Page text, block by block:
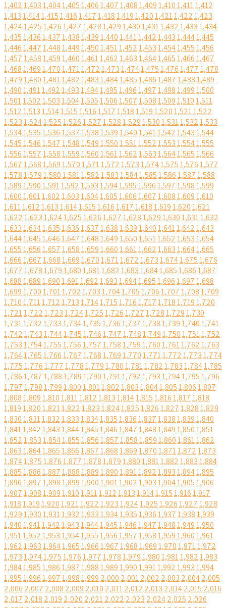
1,4021,4031,4041,4051,4061,4071,4081,4091,4101,4111,412
1,4131,4141,4151,4161,4171,4181,4191,4201,4211,4221,423
1,4241,4251,4261,4271,4281,4291,4301,4311,4321,4331,434
1,4351,4361,4371,4381,4391,4401,4411,4421,4431,4441,445
1,4461,4471,4481,4491,4501,4511,4521,4531,4541,4551,456
1,4571,4581,4591,4601,4611,4621,4631,4641,4651,4661,467
1,4681,4691,4701,4711,4721,4731,4741,4751,4761,4771,478
1,4791,4801,4811,4821,4831,4841,4851,4861,4871,4881,489
1,4901,4911,4921,4931,4941,4951,4961,4971,4981,4991,500
1,5011,5021,5031,5041,5051,5061,5071,5081,5091,5101,511
1,5121,5131,5141,5151,5161,5171,5181,5191,5201,5211,522
1,5231,5241,5251,5261,5271,5281,5291,5301,5311,5321,533
1,5341,5351,5361,5371,5381,5391,5401,5411,5421,5431,544
1,5451,5461,5471,5481,5491,5501,5511,5521,5531,5541,555
1,5561,5571,5581,5591,5601,5611,5621,5631,5641,5651,566
1,5671,5681,5691,5701,5711,5721,5731,5741,5751,5761,577
1,5781,5791,5801,5811,5821,5831,5841,5851,5861,5871,588
1,5891,5901,5911,5921,5931,5941,5951,5961,5971,5981,599
1,6001,6011,6021,6031,6041,6051,6061,6071,6081,6091,610
1,6111,6121,6131,6141,6151,6161,6171,6181,6191,6201,621
1,6221,6231,6241,6251,6261,6271,6281,6291,6301,6311,632
1,6331,6341,6351,6361,6371,6381,6391,6401,6411,6421,643
1,6441,6451,6461,6471,6481,6491,6501,6511,6521,6531,654
1,6551,6561,6571,6581,6591,6601,6611,6621,6631,6641,665
1,6661,6671,6681,6691,6701,6711,6721,6731,6741,6751,676
1,6771,6781,6791,6801,6811,6821,6831,6841,6851,6861,687
1,6881,6891,6901,6911,6921,6931,6941,6951,6961,6971,698
1,6991,7001,7011,7021,7031,7041,7051,7061,7071,7081,709
1,7101,7111,7121,7131,7141,7151,7161,7171,7181,7191,720
1,7211,7221,7231,7241,7251,7261,7271,7281,7291,730
1,7311,7321,7331,7341,7351,7361,7371,7381,7391,7401,741
1,7421,7431,7441,7451,7461,7471,7481,7491,7501,7511,752
1,7531,7541,7551,7561,7571,7581,7591,7601,7611,7621,763
1,7641,7651,7661,7671,7681,7691,7701,7711,7721,7731,774
1,7751,7761,7771,7781,7791,7801,7811,7821,7831,7841,785
1,7861,7871,7881,7891,7901,7911,7921,7931,7941,7951,796
1,7971,7981,7991,8001,8011,8021,8031,8041,8051,8061,807
1,8081,8091,8101,8111,8121,8131,8141,8151,8161,8171,818
1,8191,8201,8211,8221,8231,8241,8251,8261,8271,8281,829
1,8301,8311,8321,8331,8341,8351,8361,8371,8381,8391,840
1,8411,8421,8431,8441,8451,8461,8471,8481,8491,8501,851
1,8521,8531,8541,8551,8561,8571,8581,8591,8601,8611,862
1,8631,8641,8651,8661,8671,8681,8691,8701,8711,8721,873
1,8741,8751,8761,8771,8781,8791,8801,8811,8821,8831,884
1,8851,8861,8871,8881,8891,8901,8911,8921,8931,8941,895
1,8961,8971,8981,8991,9001,9011,9021,9031,9041,9051,906
1,9071,9081,9091,9101,9111,9121,9131,9141,9151,9161,917
1,9181,9191,9201,9211,9221,9231,9241,9251,9261,9271,928
1,9291,9301,9311,9321,9331,9341,9351,9361,9371,9381,939
1,9401,9411,9421,9431,9441,9451,9461,9471,9481,9491,950
1,9511,9521,9531,9541,9551,9561,9571,9581,9591,9601,961
1,9621,9631,9641,9651,9661,9671,9681,9691,9701,9711,972
1,9731,9741,9751,9761,9771,9781,9791,9801,9811,9821,983
1,9841,9851,9861,9871,9881,9891,9901,9911,9921,9931,994
1,9951,9961,9971,9981,999 2,000 2,0012,002 2,003 2,0042,005
2,006 2,007 2,008 2,009 2,010 2,0112,012 2,013 2,0142,015 2,016
2,017 2,018 2,019 2,020 2,0212,022 2,023 2,0242,025 2,026